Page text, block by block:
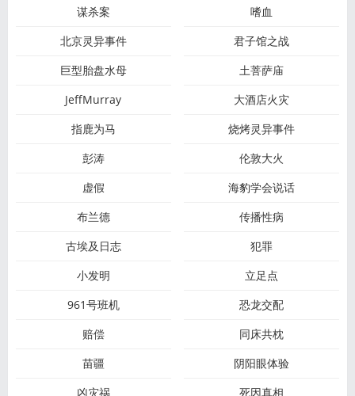
谋杀案
嗜血
北京灵异事件
君子馆之战
巨型胎盘水母
土菩萨庙
JeffMurray
大酒店火灾
指鹿为马
烧烤灵异事件
彭涛
伦敦大火
虚假
海豹学会说话
布兰德
传播性病
古埃及日志
犯罪
小发明
立足点
961号班机
恐龙交配
赔偿
同床共枕
苗疆
阴阳眼体验
凶灾祸
死因真相